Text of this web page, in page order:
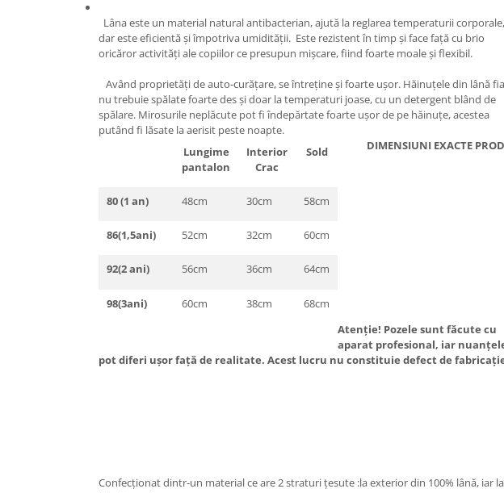
Lâna este un material natural antibacterian, ajută la reglarea temperaturii corporale,
dar este eficientă și împotriva umidității. Este rezistent în timp și face față cu brio
oricăror activități ale copiilor ce presupun mișcare, fiind foarte moale și flexibil.
Având proprietăți de auto-curățare, se întreține și foarte ușor. Hăinuțele din lână
nu trebuie spălate foarte des și doar la temperaturi joase, cu un detergent blând de
spălare. Mirosurile neplăcute pot fi îndepărtate foarte ușor de pe hăinuțe, acestea
putând fi lăsate la aerisit peste noapte.
DIMENSIUNI EXACTE
Lungime
pantalon
Interior
Crac
Sold
80 (1 an) 48cm 30cm 58cm
86(1,5ani) 52cm 32cm 60cm
92(2 ani) 56cm 36cm 64cm
98(3ani) 60cm 38cm
68cm
Atenție! Pozele sunt făcute cu
aparat profesional, iar
pot diferi ușor față de realitate. Acest lucru nu constituie defect de
Confecționat dintr-un material ce are 2 straturi țesute :la exterior din 100% lână, iar la